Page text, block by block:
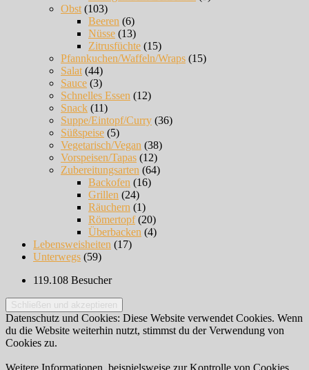
Obst (103)
Beeren (6)
Nüsse (13)
Zitrusfüchte (15)
Pfannkuchen/Waffeln/Wraps (15)
Salat (44)
Sauce (3)
Schnelles Essen (12)
Snack (11)
Suppe/Eintopf/Curry (36)
Süßspeise (5)
Vegetarisch/Vegan (38)
Vorspeisen/Tapas (12)
Zubereitungsarten (64)
Backofen (16)
Grillen (24)
Räuchern (1)
Römertopf(20)
Überbacken (4)
Lebensweisheiten (17)
Unterwegs (59)
119.108 Besucher
Datenschutz und Cookies: Diese Website verwendet Cookies. Wenn
du die Website weiterhin nutzt, stimmst du der Verwendung von
Cookies zu.
Weitere Informationen, beispielsweise zur Kontrolle von Cookies,